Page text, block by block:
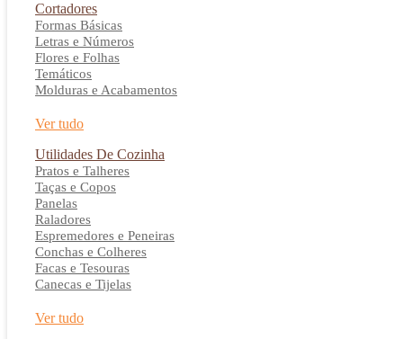
Cortadores
Formas Básicas
Letras e Números
Flores e Folhas
Temáticos
Molduras e Acabamentos
Ver tudo
Utilidades De Cozinha
Pratos e Talheres
Taças e Copos
Panelas
Raladores
Espremedores e Peneiras
Conchas e Colheres
Facas e Tesouras
Canecas e Tijelas
Ver tudo